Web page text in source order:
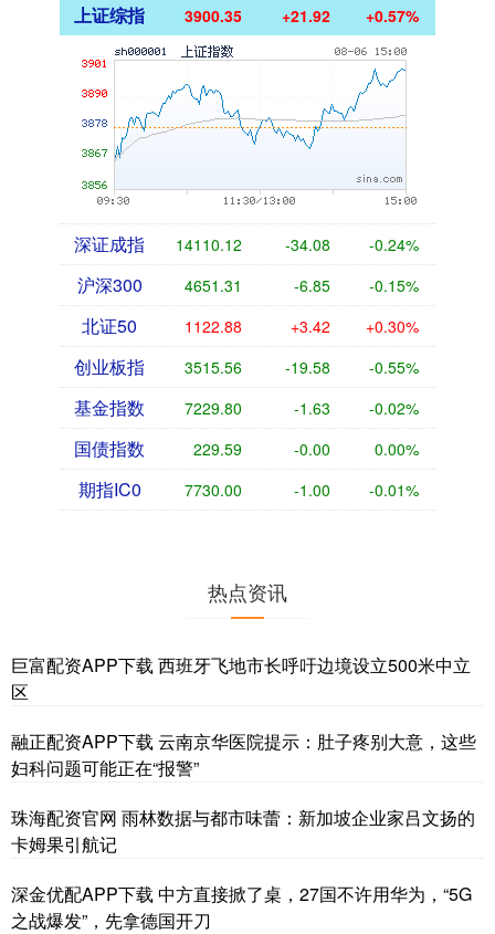
上证综指 3900.35 +21.92 +0.57%
深证成指 14110.12 -34.08 -0.24%
沪深300 4651.31 -6.85 -0.15%
北证50 1122.88 +3.42 +0.30%
创业板指 3515.56 -19.58 -0.55%
基金指数 7229.80 -1.63 -0.02%
国债指数 229.59 -0.00 0.00%
期指IC0 7730.00 -1.00 -0.01%
热点资讯
巨富配资APP下载 西班牙飞地市长呼吁边境设立500米中立
区
融正配资APP下载 云南京华医院提示：肚子疼别大意，这些
妇科问题可能正在“报警”
珠海配资官网 雨林数据与都市味蕾：新加坡企业家吕文扬的
卡姆果引航记
深金优配APP下载 中方直接掀了桌，27国不许用华为，“5G
之战爆发”，先拿德国开刀